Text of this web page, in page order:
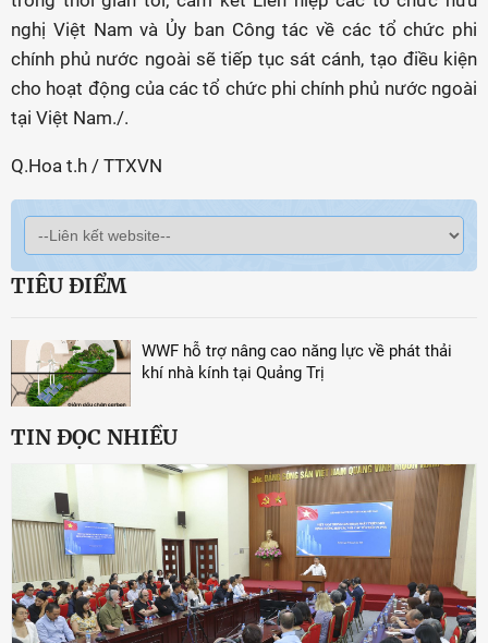
nghị Việt Nam và Ủy ban Công tác về các tổ chức phi
chính phủ nước ngoài sẽ tiếp tục sát cánh, tạo điều kiện
cho hoạt động của các tổ chức phi chính phủ nước ngoài
tại Việt Nam./.
Q.Hoa t.h / TTXVN
TIÊU ĐIỂM
WWF hỗ trợ nâng cao năng lực về phát thải
khí nhà kính tại Quảng Trị
TIN ĐỌC NHIỀU